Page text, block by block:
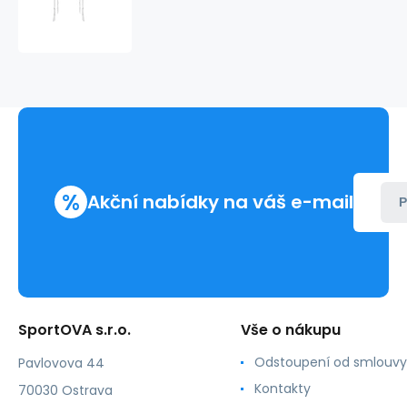
% Akční nabídky na váš e-mail
SportOVA s.r.o.
Pavlovova 44
70030 Ostrava
Vše o nákupu
Odstoupení od smlouvy
Kontakty